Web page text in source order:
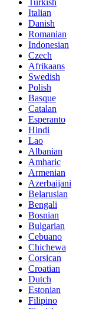
Turkish
Italian
Danish
Romanian
Indonesian
Czech
Afrikaans
Swedish
Polish
Basque
Catalan
Esperanto
Hindi
Lao
Albanian
Amharic
Armenian
Azerbaijani
Belarusian
Bengali
Bosnian
Bulgarian
Cebuano
Chichewa
Corsican
Croatian
Dutch
Estonian
Filipino